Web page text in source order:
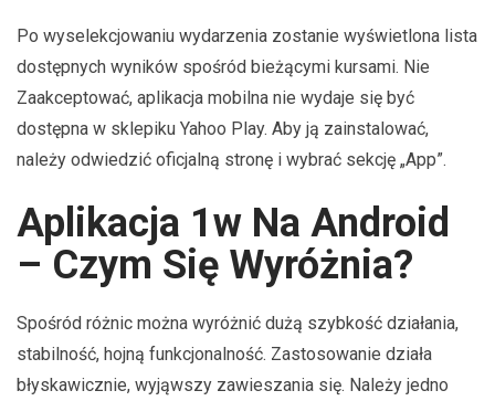
Po wyselekcjowaniu wydarzenia zostanie wyświetlona lista
dostępnych wyników spośród bieżącymi kursami. Nie
Zaakceptować, aplikacja mobilna nie wydaje się być
dostępna w sklepiku Yahoo Play. Aby ją zainstalować,
należy odwiedzić oficjalną stronę i wybrać sekcję „App”.
Aplikacja 1w Na Android
– Czym Się Wyróżnia?
Spośród różnic można wyróżnić dużą szybkość działania,
stabilność, hojną funkcjonalność. Zastosowanie działa
błyskawicznie, wyjąwszy zawieszania się. Należy jedno